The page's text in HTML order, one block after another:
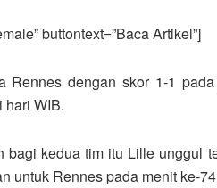
buttontext=”Baca Artikel”]
Rennes dengan skor 1-1
hari WIB.
bagi kedua tim itu Lille
untuk Rennes pada menit ke-